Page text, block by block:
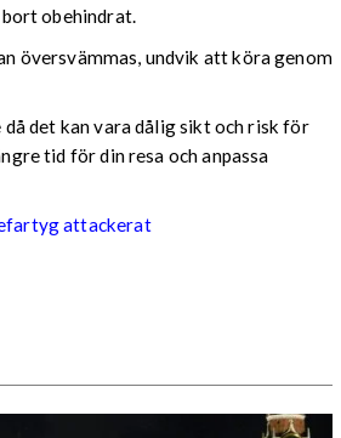
obehindrat.
översvämmas, undvik att köra genom
det kan vara dålig sikt och risk för
tid för din resa och anpassa
attackerat